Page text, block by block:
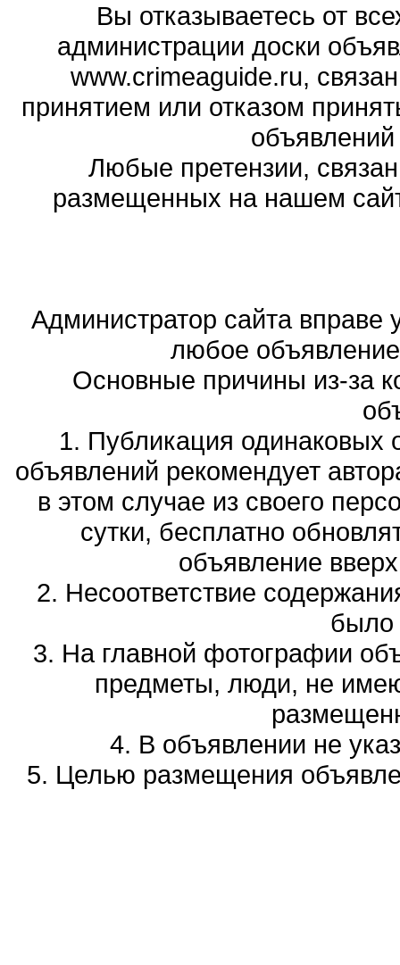
Вы отказываетесь от
администрации доски
www.crimeaguide.ru,
принятием или отказом
Любые претензии,
размещенных на нашем
Администратор сайта вправе
любое
Основные причины из-за
1. Публикация одинаковых
объявлений рекомендует
в этом случае из своего
сутки, бесплатно
объявление
2. Несоответствие
было
3. На главной фотографии
предметы, люди, не
4. В объявлении не
5. Целью размещения